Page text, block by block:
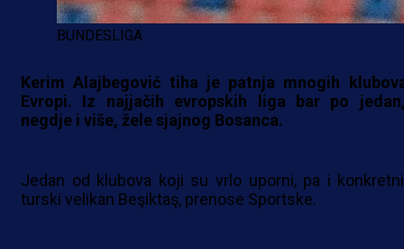
BUNDESLIGA
Kerim Alajbegović tiha je patnja mnogih
Evropi. Iz najjačih evropskih liga bar po
negdje i više, žele sjajnog Bosanca.
Jedan od klubova koji su vrlo uporni, pa i
turski velikan Beşiktaş, prenose Sportske.